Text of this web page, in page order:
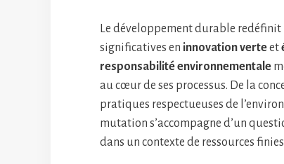
Le développement durable redéfinit
significatives en innovation verteet
responsabilité environnementale
au cœur de ses processus. De la
pratiques respectueuses de
mutation s’accompagne d’un
dans un contexte de ressources